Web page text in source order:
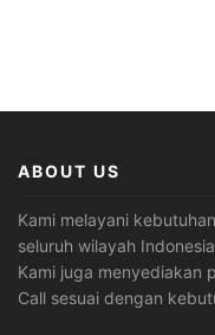
ABOUT US
Kami melayani
seluruh wilayah
Kami juga menyediakan
Call sesuai dengan